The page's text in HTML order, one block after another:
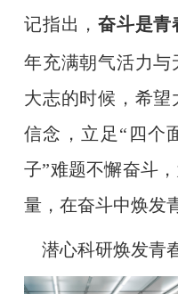
记指出，奋斗是青
年充满朝气活力与
大志的时候，希
信念，立足 “四个
子”难题不懈奋斗
量，在奋斗中焕发
潜心科研焕发青